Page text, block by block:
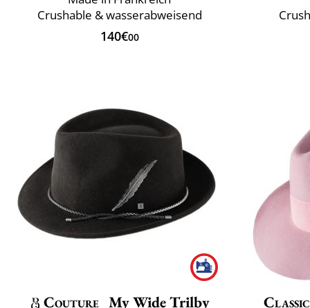
Crushable & wasserabweisend
140€00
Couture My Wide Trilby